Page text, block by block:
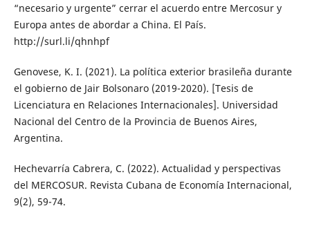
“necesario y urgente” cerrar el acuerdo entre Mercosur y
Europa antes de abordar a China. El País.
http://surl.li/qhnhpf
Genovese, K. I. (2021). La política exterior brasileña durante
el gobierno de Jair Bolsonaro (2019-2020). [Tesis de
Licenciatura en Relaciones Internacionales]. Universidad
Nacional del Centro de la Provincia de Buenos Aires,
Argentina.
Hechevarría Cabrera, C. (2022). Actualidad y perspectivas
del MERCOSUR. Revista Cubana de Economía Internacional,
9(2), 59-74.